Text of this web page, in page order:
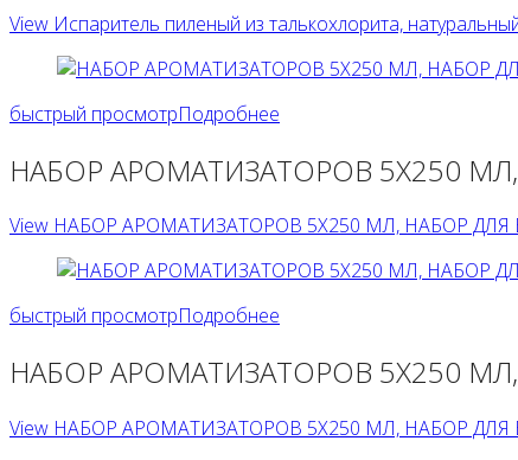
View Испаритель пиленый из талькохлорита,
быстрый просмотрПодробнее
НАБОР АРОМАТИЗАТОРОВ 5Х250
View НАБОР АРОМАТИЗАТОРОВ 5Х250 МЛ, НАБОР ДЛЯ
быстрый просмотрПодробнее
НАБОР АРОМАТИЗАТОРОВ 5Х250
View НАБОР АРОМАТИЗАТОРОВ 5Х250 МЛ, НАБОР ДЛЯ